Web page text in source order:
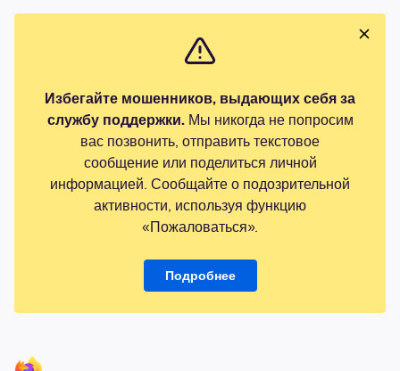
Избегайте мошенников, выдающих себя за
службу поддержки.Мы никогда не попросим
вас позвонить, отправить текстовое
сообщение или поделиться личной
информацией. Сообщайте о подозрительной
активности, используя функцию
«Пожаловаться».
Подробнее